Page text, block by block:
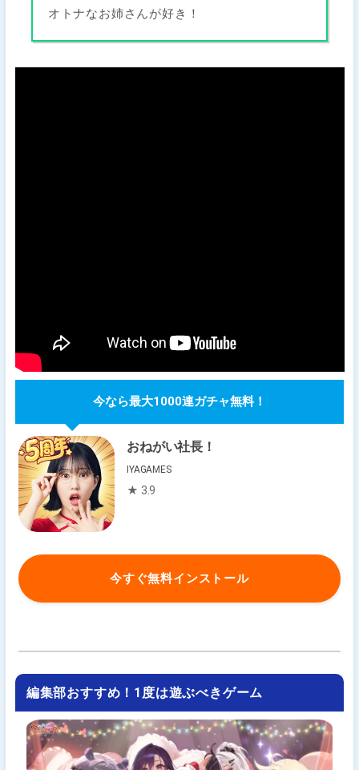
オトナなお姉さんが好き！
今なら最大1000連ガチャ無料！
おねがい社長！
IYAGAMES
★ 3.9
今すぐ無料インストール
編集部おすすめ！1度は遊ぶべきゲーム